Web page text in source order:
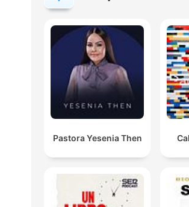
Pastora Yesenia Then